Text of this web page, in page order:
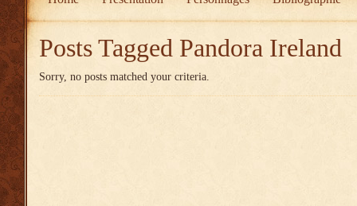
Posts Tagged Pandora Ireland
Sorry, no posts matched your criteria.